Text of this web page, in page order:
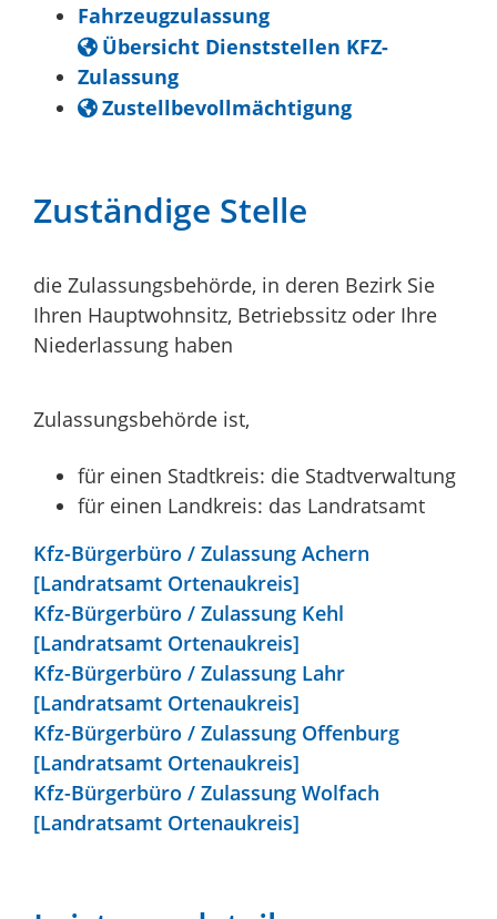
Fahrzeugzulassung
Übersicht Dienststellen KFZ-
Zulassung
Zustellbevollmächtigung
Zuständige Stelle
die Zulassungsbehörde, in deren Bezirk Sie
Ihren Hauptwohnsitz, Betriebssitz oder Ihre
Niederlassung haben
Zulassungsbehörde ist,
für einen Stadtkreis: die Stadtverwaltung
für einen Landkreis: das Landratsamt
Kfz-Bürgerbüro / Zulassung Achern
[Landratsamt Ortenaukreis]
Kfz-Bürgerbüro / Zulassung Kehl
[Landratsamt Ortenaukreis]
Kfz-Bürgerbüro / Zulassung Lahr
[Landratsamt Ortenaukreis]
Kfz-Bürgerbüro / Zulassung Offenburg
[Landratsamt Ortenaukreis]
Kfz-Bürgerbüro / Zulassung Wolfach
[Landratsamt Ortenaukreis]